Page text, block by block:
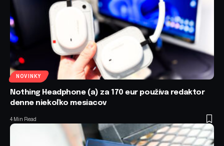
NOVINKY
Nothing Headphone (a) za 170 eur používa redaktor
denne niekoľko mesiacov
4 Min Read